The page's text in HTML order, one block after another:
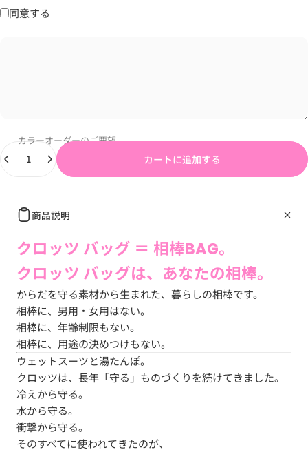
同意する
カラーオーダーのご要望
カートに追加する
商品説明
クロッツ バッグ ＝ 相棒BAG。
クロッツ バッグは、あなたの相棒。
からだを守る素材から生まれた、暮らしの相棒です。
相棒に、男用・女用はない。
相棒に、年齢制限もない。
相棒に、用途の決めつけもない。
ウェットスーツと湯たんぽ。
クロッツは、長年「守る」ものづくりを続けてきました。
冷えから守る。
水から守る。
衝撃から守る。
そのすべてに使われてきたのが、